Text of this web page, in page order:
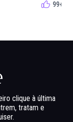
99+
clique à última
tratam e